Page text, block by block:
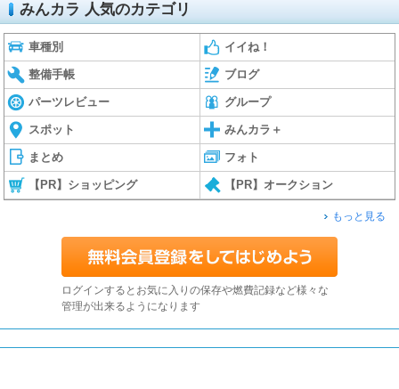
みんカラ 人気のカテゴリ
車種別 イイね！
整備手帳 ブログ
パーツレビュー グループ
スポット みんカラ＋
まとめ フォト
【PR】ショッピング 【PR】オークション
もっと見る
ログインするとお気に入りの保存や燃費記録など様々な
管理が出来るようになります